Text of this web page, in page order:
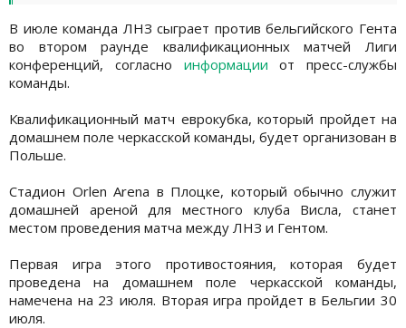
В июле команда ЛНЗ сыграет против бельгийского Гента
во втором раунде квалификационных матчей Лиги
конференций, согласно информации от пресс-службы
команды.
Квалификационный матч еврокубка, который пройдет на
домашнем поле черкасской команды, будет организован в
Польше.
Стадион Orlen Arena в Плоцке, который обычно служит
домашней ареной для местного клуба Висла, станет
местом проведения матча между ЛНЗ и Гентом.
Первая игра этого противостояния, которая будет
проведена на домашнем поле черкасской команды,
намечена на 23 июля. Вторая игра пройдет в Бельгии 30
июля.